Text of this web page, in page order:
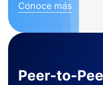
Conoce más
Peer-to-